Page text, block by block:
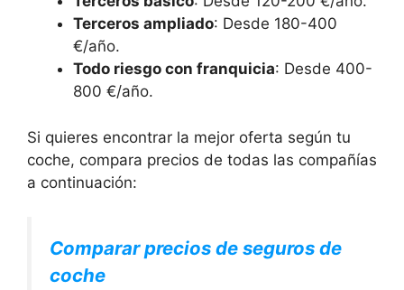
Terceros ampliado: Desde 180-400
€/año.
Todo riesgo con franquicia: Desde 400-
800 €/año.
Si quieres encontrar la mejor oferta según tu
coche, compara precios de todas las compañías
a continuación:
Comparar precios de seguros de
coche